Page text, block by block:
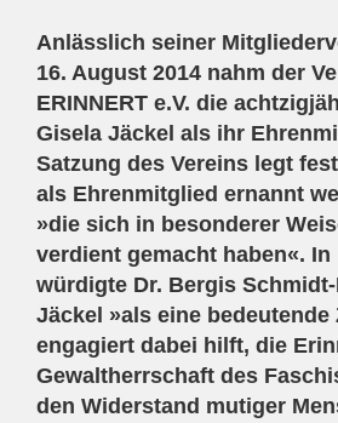
Anlässlich seiner
16. August 2014 nahm der
ERINNERT e.V. die
Gisela Jäckel als ihr
Satzung des Vereins legt
als Ehrenmitglied ernannt
»die sich in besonderer
verdient gemacht haben«.
würdigte Dr. Bergis
Jäckel »als eine bedeutende
engagiert dabei hilft, die
Gewaltherrschaft des
den Widerstand mutiger